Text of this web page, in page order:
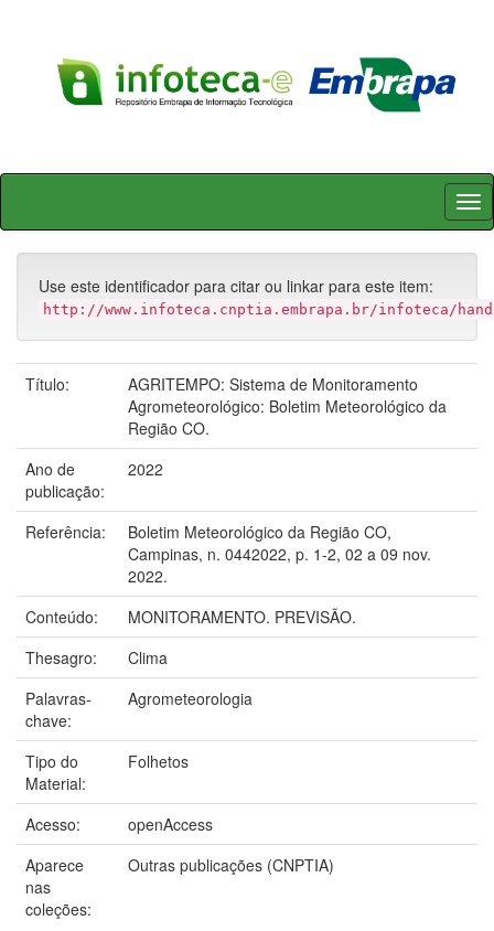
Skip
Use este identificador para citar ou linkar para este item:
http://www.infoteca.cnptia.embrapa.br/infoteca/
Título:
AGRITEMPO: Sistema de Monitoramento
Agrometeorológico: Boletim Meteorológico da
Região CO.
Ano de
publicação:
2022
Referência:
Boletim Meteorológico da Região CO,
Campinas, n. 0442022, p. 1-2, 02 a 09 nov.
2022.
Conteúdo:
MONITORAMENTO. PREVISÃO.
Thesagro:
Clima
Palavras-
chave:
Agrometeorologia
Tipo do
Material:
Folhetos
Acesso:
openAccess
Aparece
nas
coleções:
Outras publicações (CNPTIA)